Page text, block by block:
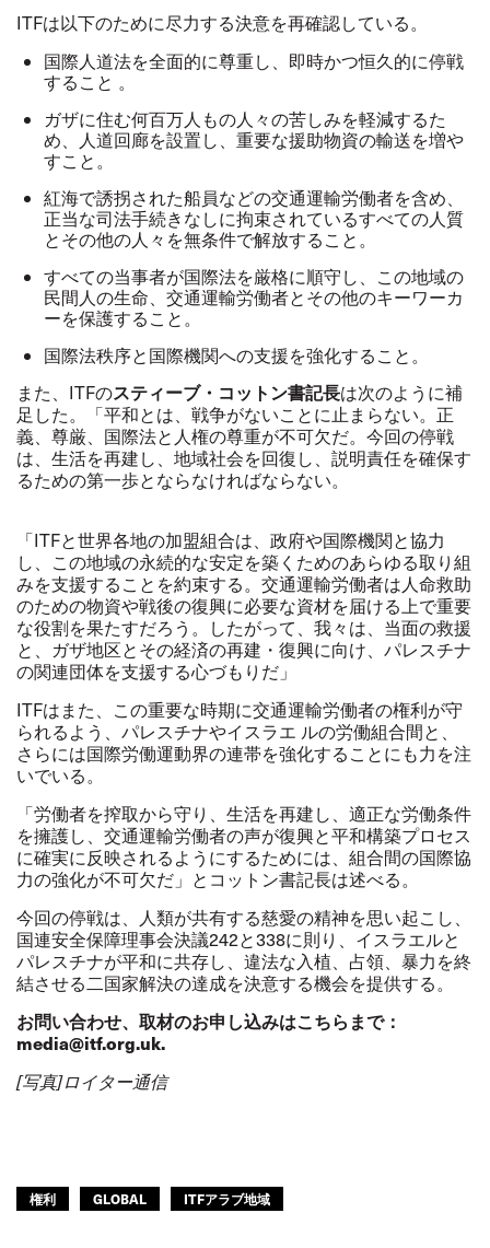
ITFは以下のために尽力する決意を再確認している。
国際人道法を全面的に尊重し、即時かつ恒久的に停戦
すること 。
ガザに住む何百万人もの人々の苦しみを軽減するた
め、人道回廊を設置し、重要な援助物資の輸送を増や
すこと。
紅海で誘拐された船員などの交通運輸労働者を含め、
正当な司法手続きなしに拘束されているすべての人質
とその他の人々を無条件で解放すること。
すべての当事者が国際法を厳格に順守し、この地域の
民間人の生命、交通運輸労働者とその他のキーワーカ
ーを保護すること。
国際法秩序と国際機関への支援を強化すること。
また、 ITFのスティーブ・コットン書記長は次のように補
足した。「平和とは、戦争がないことに止まらない。正
義、尊厳、国際法と人権の尊重が不可欠だ。今回の停戦
は、生活を再建し、地域社会を回復し、説明責任を確保す
るための第一歩とならなければならない。
「ITFと世界各地の加盟組合は、政府や国際機関と協力
し、この地域の永続的な安定を築くためのあらゆる取り組
みを支援することを約束する。交通運輸労働者は人命救助
のための物資や戦後の復興に必要な資材を届ける上で重要
な役割を果たすだろう。したがって、我々は、当面の救援
と、ガザ地区とその経済の再建・復興に向け、パレスチナ
の関連団体を支援する心づもりだ」
ITFはまた、この重要な時期に交通運輸労働者の権利が守
られるよう、パレスチナやイスラエ ルの労働組合間と、
さらには国際労働運動界の連帯を強化することにも力を注
いでいる。
「労働者を搾取から守り、生活を再建し、適正な労働条件
を擁護し、交通運輸労働者の声が復興と平和構築プロセス
に確実に反映されるようにするためには、組合間の国際協
力の強化が不可欠だ」とコットン書記長は述べる。
今回の停戦は、人類が共有する慈愛の精神を思い起こし、
国連安全保障理事会決議242と338に則り、イスラエルと
パレスチナが平和に共存し、違法な入植、占領、暴力を終
結させる二国家解決の達成を決意する機会を提供する。
お問い合わせ、取材のお申し込みはこちらまで：
media@itf.org.uk.
[写真]ロイター通信
権利 GLOBAL ITFアラブ地域